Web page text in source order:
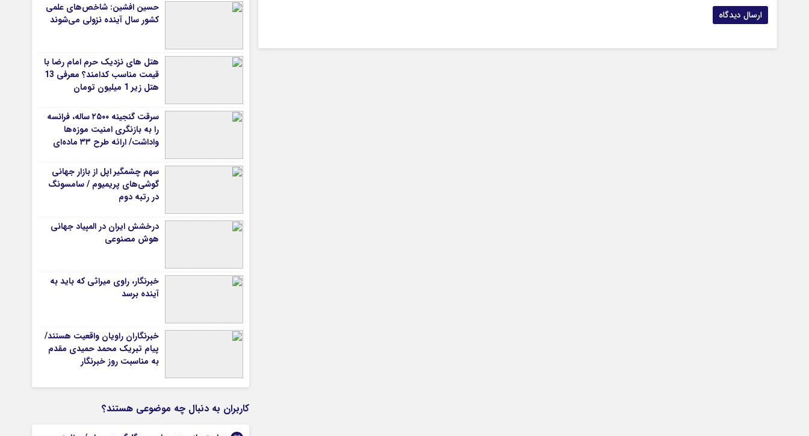
حسین افشین: شاخص‌های علمی
کشور سال آینده نزولی می‌شوند
هتل های نزدیک حرم امام رضا با
قیمت مناسب کدامند؟ معرفی 13
هتل زیر 1 میلیون تومان
سرقت گنجینه ۲۵۰۰ ساله، فرانسه
را به بازنگری امنیت موزه‌ها
واداشت/ ارائه طرح ۳۳ ماده‌ای
سهم چشمگیر اپل از بازار جهانی
گوشی‌های پریمیوم / سامسونگ
در رتبه دوم
درخشش ایران در المپیاد جهانی
هوش مصنوعی
خبرنگار، راوی میراثی که باید به
آینده برسد
خبرنگاران راویان واقعیت هستند/
پیام تبریک محمد حمیدی مقدم
به مناسبت روز خبرنگار
کاربران به دنبال چه موضوعی هستند؟